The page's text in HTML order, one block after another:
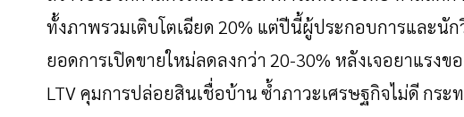
ทั้งภาพรวมเติบโตเฉียด20% แต่ปีนี้ผู้ประกอบการและนัก
ยอดการเปิดขายใหม่ลดลงกว่า20-30% หลังเจอยาแรงข
LTVคุมการปล่อยสินเชื่อบ้านซํ้าภาวะเศรษฐกิจไม่ดีกระ